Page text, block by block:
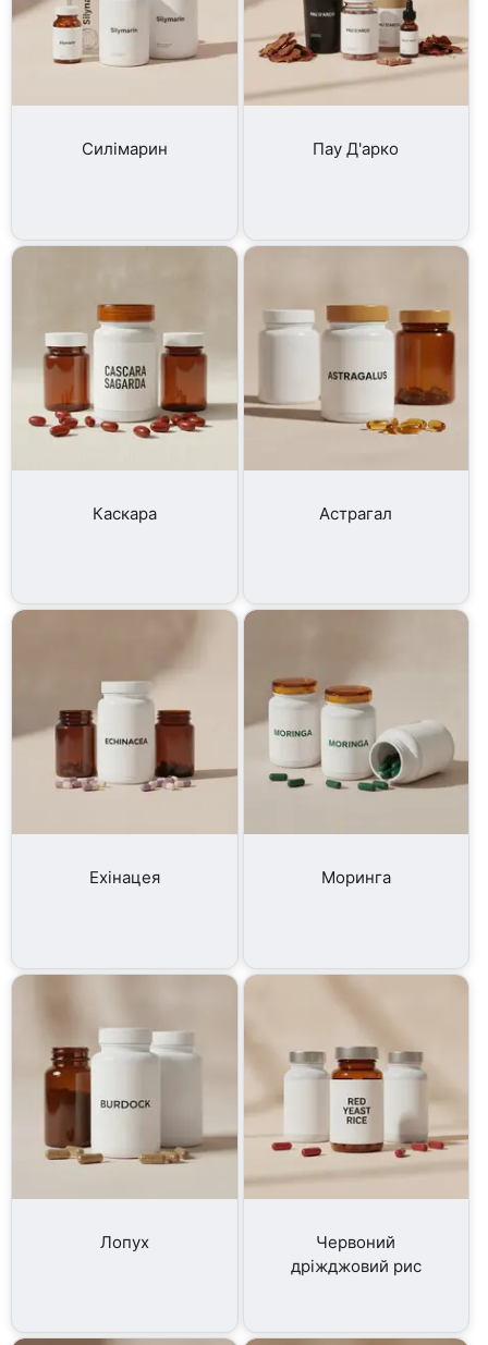
Силімарин Пау Д'арко
Каскара Астрагал
Ехінацея Моринга
Лопух
Червоний
дріжджовий рис